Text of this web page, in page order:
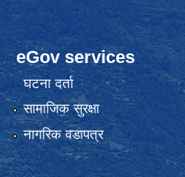
eGov services
घटना दर्ता
सामाजिक सुरक्षा
नागरिक वडापत्र